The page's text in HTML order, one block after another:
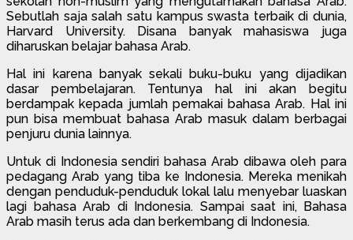
Sebutlah saja salah satu kampus swasta terbaik di dunia,
Harvard University. Disana banyak mahasiswa juga
diharuskan belajar bahasa Arab.
Hal ini karena banyak sekali buku-buku yang dijadikan
dasar pembelajaran. Tentunya hal ini akan begitu
berdampak kepada jumlah pemakai bahasa Arab. Hal ini
pun bisa membuat bahasa Arab masuk dalam berbagai
penjuru dunia lainnya.
Untuk di Indonesia sendiri bahasa Arab dibawa oleh para
pedagang Arab yang tiba ke Indonesia. Mereka menikah
dengan penduduk-penduduk lokal lalu menyebar luaskan
lagi bahasa Arab di Indonesia. Sampai saat ini, Bahasa
Arab masih terus ada dan berkembang di Indonesia.